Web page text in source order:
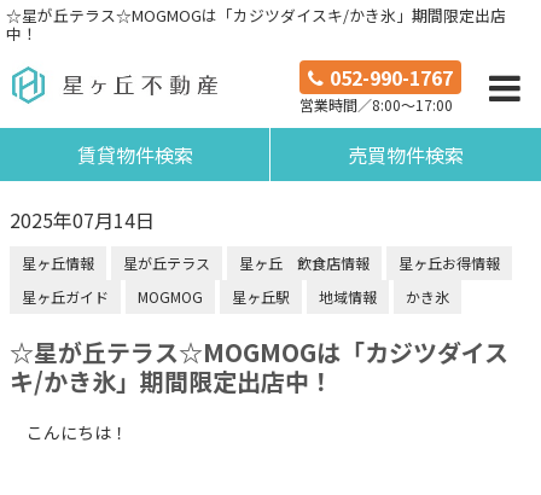
☆星が丘テラス☆MOGMOGは「カジツダイスキ/かき氷」期間限定出店
中！
052-990-1767
営業時間／8:00～17:00
賃貸物件検索 売買物件検索
2025年07月14日
星ヶ丘情報 星が丘テラス 星ヶ丘 飲食店情報
星ヶ丘お得情報
星ヶ丘ガイド
MOGMOG 星ヶ丘駅 地域情報 かき氷
☆星が丘テラス☆MOGMOGは「カジツダイス
キ/かき氷」期間限定出店中！
こんにちは！